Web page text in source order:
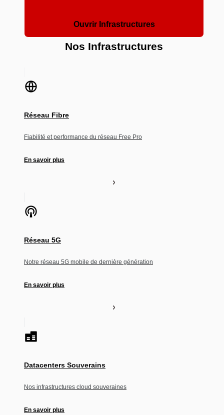
Ouvrir Infrastructures
Nos Infrastructures
Réseau Fibre
Fiabilité et performance du réseau Free Pro
En savoir plus
Réseau 5G
Notre réseau 5G mobile de dernière génération
En savoir plus
Datacenters Souverains
Nos infrastructures cloud souveraines
En savoir plus